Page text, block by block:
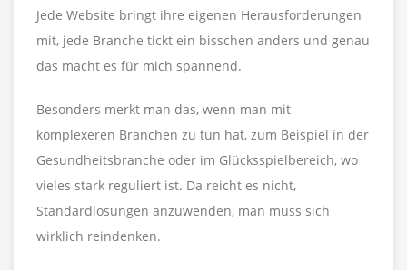
Jede Website bringt ihre eigenen Herausforderungen
mit, jede Branche tickt ein bisschen anders und genau
das macht es für mich spannend.
Besonders merkt man das, wenn man mit
komplexeren Branchen zu tun hat, zum Beispiel in der
Gesundheitsbranche oder im Glücksspielbereich, wo
vieles stark reguliert ist. Da reicht es nicht,
Standardlösungen anzuwenden, man muss sich
wirklich reindenken.